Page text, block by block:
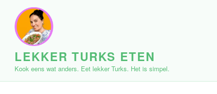
inhoud
LEKKER TURKS ETEN
Kook eens wat anders. Eet lekker Turks. Het is simpel.